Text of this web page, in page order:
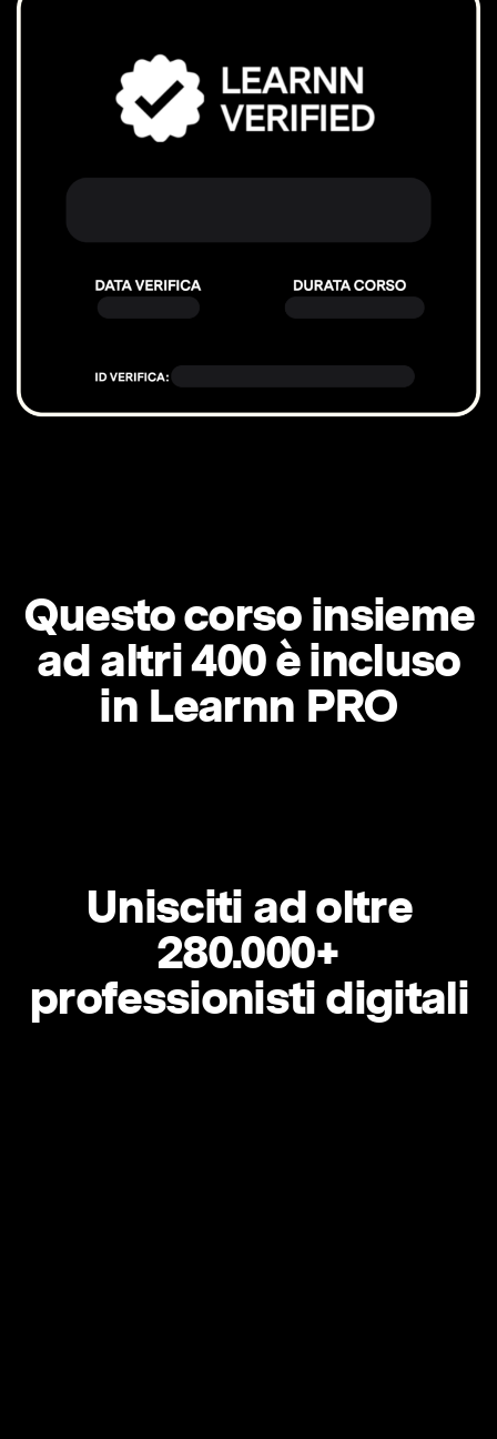
Questo corso insieme
ad altri 400 è incluso
in Learnn PRO
Unisciti ad oltre
280.000+
professionisti digitali